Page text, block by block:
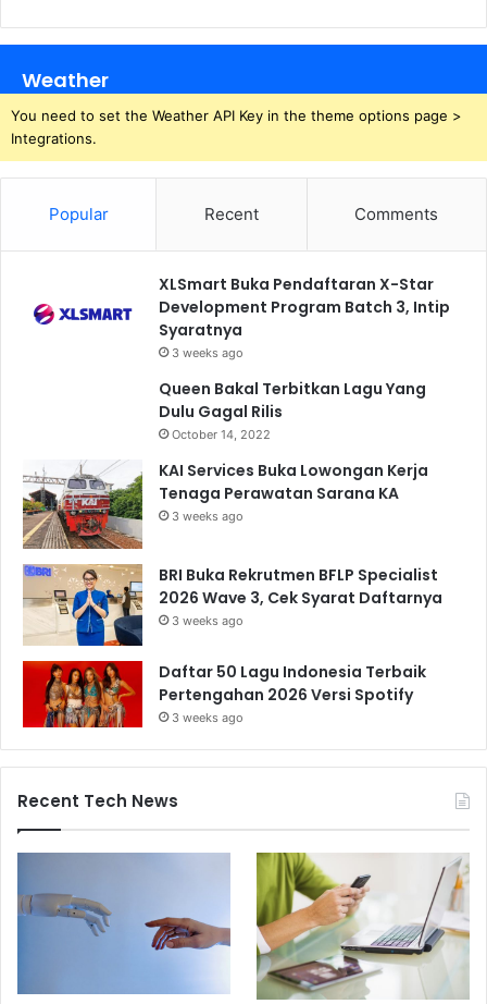
Weather
You need to set the Weather API Key in the theme options page >
Integrations.
Popular Recent Comments
XLSmart Buka Pendaftaran X-Star
Development Program Batch 3, Intip
Syaratnya
3 weeks ago
Queen Bakal Terbitkan Lagu Yang
Dulu Gagal Rilis
October 14, 2022
KAI Services Buka Lowongan Kerja
Tenaga Perawatan Sarana KA
3 weeks ago
BRI Buka Rekrutmen BFLP Specialist
2026 Wave 3, Cek Syarat Daftarnya
3 weeks ago
Daftar 50 Lagu Indonesia Terbaik
Pertengahan 2026 Versi Spotify
3 weeks ago
Recent Tech News